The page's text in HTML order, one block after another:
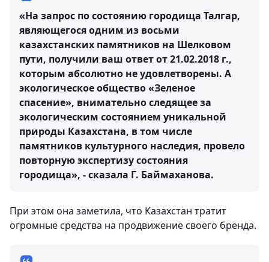
«На запрос по состоянию городища Талгар,
являющегося одним из восьми
казахстанских памятников на Шелковом
пути, получили ваш ответ от 21.02.2018 г.,
которым абсолютно не удовлетворены. А
экологическое общество «Зеленое
спасение», внимательно следящее за
экологическим состоянием уникальной
природы Казахстана, в том числе
памятников культурного наследия, провело
повторную экспертизу состояния
городища», - сказала Г. Баймаханова.
При этом она заметила, что Казахстан тратит
огромные средства на продвижение своего бренда.